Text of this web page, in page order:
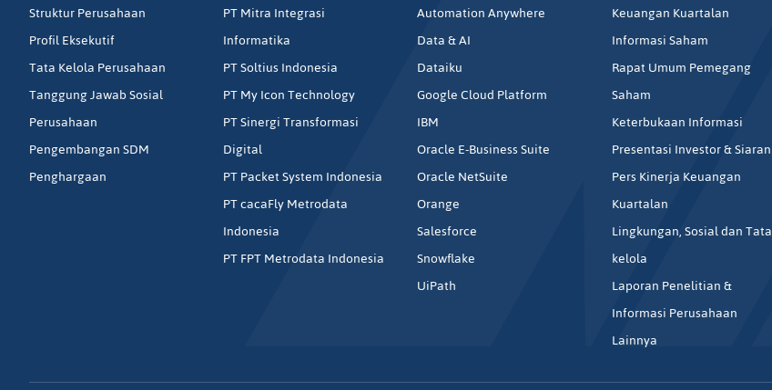
Struktur Perusahaan
Profil Eksekutif
Tata Kelola Perusahaan
Tanggung Jawab Sosial
Perusahaan
Pengembangan SDM
Penghargaan
PT Mitra Integrasi
Informatika
PT Soltius Indonesia
PT My Icon Technology
PT Sinergi Transformasi
Digital
PT Packet System Indonesia
PT cacaFly Metrodata
Indonesia
PT FPT Metrodata Indonesia
Automation Anywhere
Data & AI
Dataiku
Google Cloud Platform
IBM
Oracle E-Business Suite
Oracle NetSuite
Orange
Salesforce
Snowflake
UiPath
Keuangan Kuartalan
Informasi Saham
Rapat Umum Pemegang
Saham
Keterbukaan Informasi
Presentasi Investor & Siaran
Pers Kinerja Keuangan
Kuartalan
Lingkungan, Sosial dan Tata
kelola
Laporan Penelitian &
Informasi Perusahaan
Lainnya